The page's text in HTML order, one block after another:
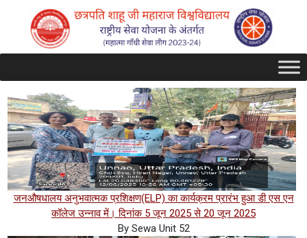
जनऔषधालय अनुभवात्मक प्रशिक्षण(ELP) का कार्यक्रम प्रारंभ हुआ डी एस एन
कॉलेज उन्नाव में। दिनांक 5 जून 2025 से 20 जून 2025
By Sewa Unit 52